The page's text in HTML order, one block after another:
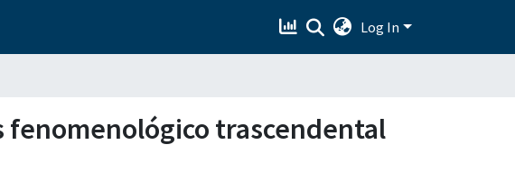
Log In
fenomenológico trascendental